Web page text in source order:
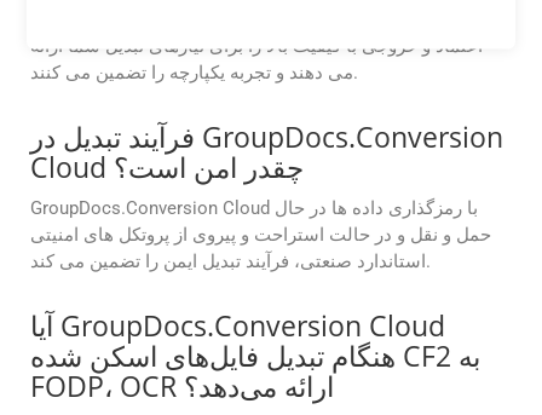
اعتماد و خروجی با کیفیت بالا را برای نیازهای تبدیل شما ارائه
می دهند و تجربه یکپارچه را تضمین می کنند.
فرآیند تبدیل در GroupDocs.Conversion
Cloud چقدر امن است؟
GroupDocs.Conversion Cloud با رمزگذاری داده ها در حال
حمل و نقل و در حالت استراحت و پیروی از پروتکل های امنیتی
استاندارد صنعتی، فرآیند تبدیل ایمن را تضمین می کند.
آیا GroupDocs.Conversion Cloud
هنگام تبدیل فایل‌های اسکن شده CF2 به
FODP، OCR ارائه می‌دهد؟